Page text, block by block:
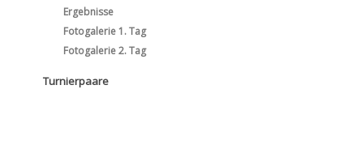
Ergebnisse
Fotogalerie 1. Tag
Fotogalerie 2. Tag
Turnierpaare